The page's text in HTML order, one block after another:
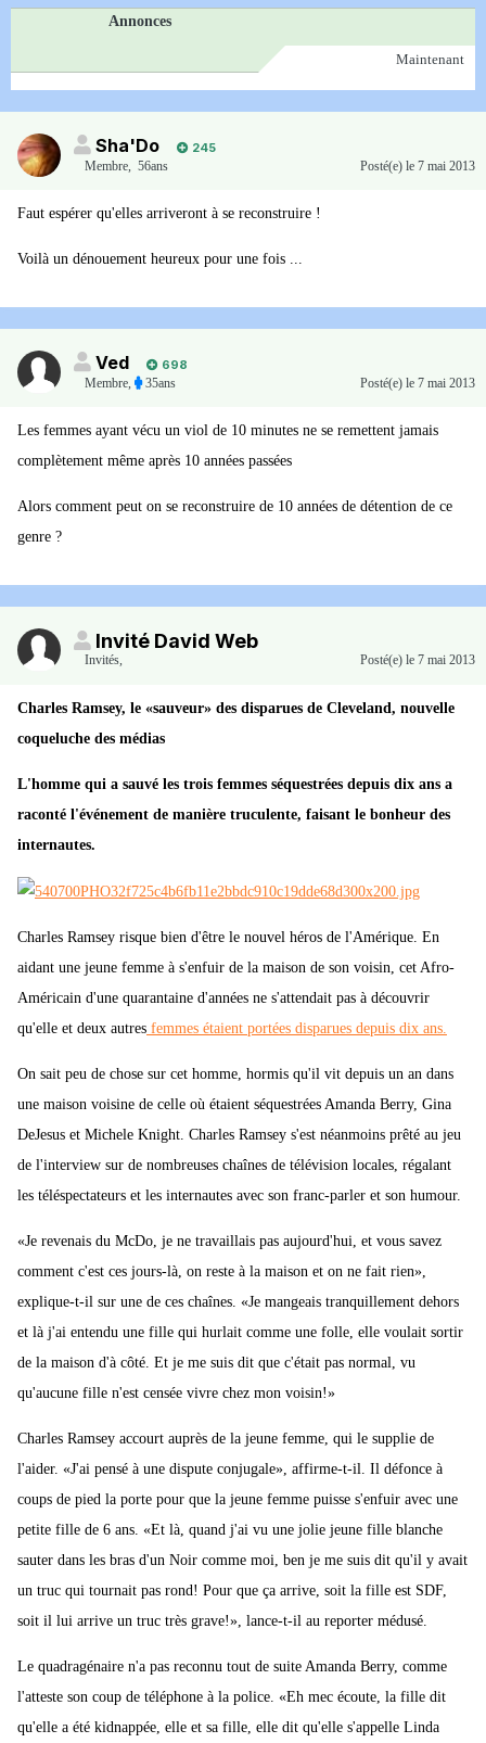
Annonces
Maintenant
Sha'Do
245
Membre, 56ans Posté(e) le 7 mai 2013
Faut espérer qu'elles arriveront à se reconstruire !
Voilà un dénouement heureux pour une fois ...
Ved
698
Membre, 35ans Posté(e) le 7 mai 2013
Les femmes ayant vécu un viol de 10 minutes ne se remettent jamais
complètement même après 10 années passées
Alors comment peut on se reconstruire de 10 années de détention de ce
genre ?
Invité David Web
Invités, Posté(e) le 7 mai 2013
Charles Ramsey, le «sauveur» des disparues de Cleveland, nouvelle
coqueluche des médias
L'homme qui a sauvé les trois femmes séquestrées depuis dix ans a
raconté l'événement de manière truculente, faisant le bonheur des
internautes.
Charles Ramsey risque bien d'être le nouvel héros de l'Amérique. En
aidant une jeune femme à s'enfuir de la maison de son voisin, cet Afro-
Américain d'une quarantaine d'années ne s'attendait pas à découvrir
qu'elle et deux autres femmes étaient portées disparues depuis dix ans.
On sait peu de chose sur cet homme, hormis qu'il vit depuis un an dans
une maison voisine de celle où étaient séquestrées Amanda Berry, Gina
DeJesus et Michele Knight. Charles Ramsey s'est néanmoins prêté au jeu
de l'interview sur de nombreuses chaînes de télévision locales, régalant
les téléspectateurs et les internautes avec son franc-parler et son humour.
«Je revenais du McDo, je ne travaillais pas aujourd'hui, et vous savez
comment c'est ces jours-là, on reste à la maison et on ne fait rien»,
explique-t-il sur une de ces chaînes. «Je mangeais tranquillement dehors
et là j'ai entendu une fille qui hurlait comme une folle, elle voulait sortir
de la maison d'à côté. Et je me suis dit que c'était pas normal, vu
qu'aucune fille n'est censée vivre chez mon voisin!»
Charles Ramsey accourt auprès de la jeune femme, qui le supplie de
l'aider. «J'ai pensé à une dispute conjugale», affirme-t-il. Il défonce à
coups de pied la porte pour que la jeune femme puisse s'enfuir avec une
petite fille de 6 ans. «Et là, quand j'ai vu une jolie jeune fille blanche
sauter dans les bras d'un Noir comme moi, ben je me suis dit qu'il y avait
un truc qui tournait pas rond! Pour que ça arrive, soit la fille est SDF,
soit il lui arrive un truc très grave!», lance-t-il au reporter médusé.
Le quadragénaire n'a pas reconnu tout de suite Amanda Berry, comme
l'atteste son coup de téléphone à la police. «Eh mec écoute, la fille dit
qu'elle a été kidnappée, elle et sa fille, elle dit qu'elle s'appelle Linda